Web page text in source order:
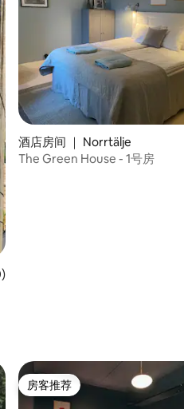
分（满分 5 分），共 29 条评价
酒店房间 ｜ Norrtälje
The Green House - 1号房
房客推荐
房客推荐